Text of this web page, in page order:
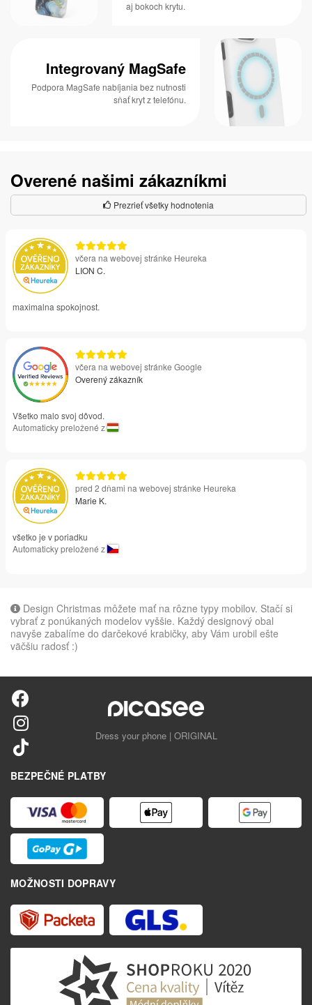
aj bokoch krytu.
Integrovaný MagSafe
Podpora MagSafe nabíjania bez nutnosti
sňať kryt z telefónu.
Overené našimi zákazníkmi
Prezrieť všetky hodnotenia
včera na webovej stránke Heureka
LION C.
maximalna spokojnost.
včera na webovej stránke Google
Overený zákazník
Všetko malo svoj dôvod.
Automaticky preložené z
pred 2 dňami na webovej stránke Heureka
Marie K.
všetko je v poriadku
Automaticky preložené z
Design Christmas môžete mať na rôzne typy mobilov. Stačí si
vybrať z ponúkaných modelov vyššie. Každý designový obal
navyše zabalíme do darčekové krabičky, aby Vám urobil ešte
väčšiu radosť :)
Dress your phone | ORIGINAL
BEZPEČNÉ PLATBY
MOŽNOSTI DOPRAVY